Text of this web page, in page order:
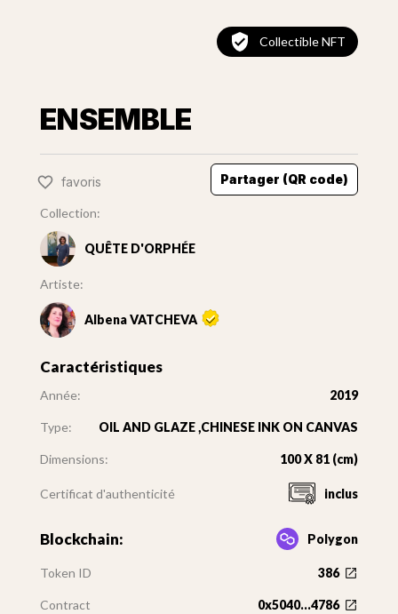
Collectible NFT
ENSEMBLE
favoris Partager (QR code)
Collection:
QUÊTE D'ORPHÉE
Artiste:
Albena VATCHEVA
Caractéristiques
Année: 2019
Type: OIL AND GLAZE ,CHINESE INK ON CANVAS
Dimensions: 100 X 81 (cm)
Certificat d'authenticité inclus
Blockchain: Polygon
Token ID 386
Contract 0x5040...4786